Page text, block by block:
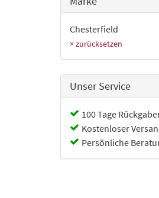
Chesterfield
× zurücksetzen
Unser Service
100 Tage
Kostenloser
Persönliche